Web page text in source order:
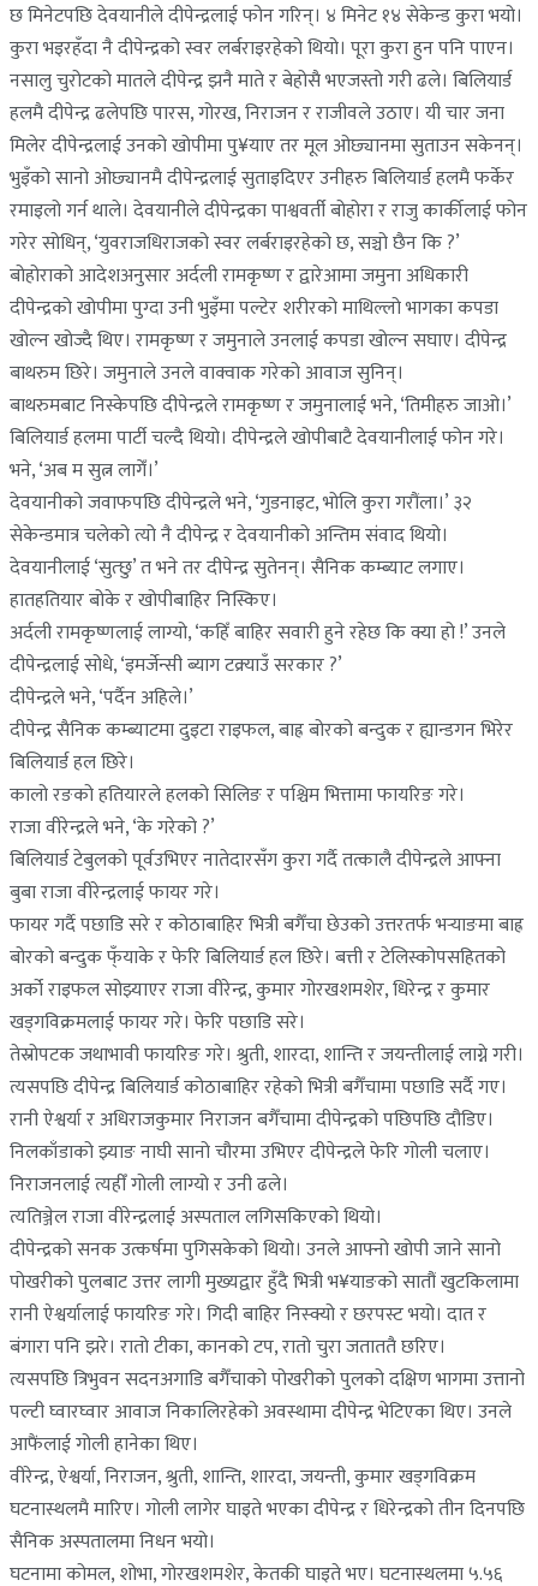
छ मिनेटपछि देवयानीले दीपेन्द्रलाई फोन गरिन्। ४ मिनेट १४ सेकेन्ड कुरा भयो।
कुरा भइरहँदा नै दीपेन्द्रको स्वर लर्बराइरहेको थियो। पूरा कुरा हुन पनि पाएन।
नसालु चुरोटको मातले दीपेन्द्र झनै माते र बेहोसै भएजस्तो गरी ढले। बिलियार्ड
हलमै दीपेन्द्र ढलेपछि पारस, गोरख, निराजन र राजीवले उठाए। यी चार जना
मिलेर दीपेन्द्रलाई उनको खोपीमा पु¥याए तर मूल ओछ्यानमा सुताउन सकेनन्।
भुइँको सानो ओछ्यानमै दीपेन्द्रलाई सुताइदिएर उनीहरु बिलियार्ड हलमै फर्केर
रमाइलो गर्न थाले। देवयानीले दीपेन्द्रका पाश्ववर्ती बोहोरा र राजु कार्कीलाई फोन
गरेर सोधिन्, ‘युवराजधिराजको स्वर लर्बराइरहेको छ, सञ्चो छैन कि ?’
बोहोराको आदेशअनुसार अर्दली रामकृष्ण र द्वारेआमा जमुना अधिकारी
दीपेन्द्रको खोपीमा पुग्दा उनी भुइँमा पल्टेर शरीरको माथिल्लो भागका कपडा
खोल्न खोज्दै थिए। रामकृष्ण र जमुनाले उनलाई कपडा खोल्न सघाए। दीपेन्द्र
बाथरुम छिरे। जमुनाले उनले वाक्वाक गरेको आवाज सुनिन्।
बाथरुमबाट निस्केपछि दीपेन्द्रले रामकृष्ण र जमुनालाई भने, ‘तिमीहरु जाओ।’
बिलियार्ड हलमा पार्टी चल्दै थियो। दीपेन्द्रले खोपीबाटै देवयानीलाई फोन गरे।
भने, ‘अब म सुत्न लागेँ।’
देवयानीको जवाफपछि दीपेन्द्रले भने, ‘गुडनाइट, भोलि कुरा गरौंला।’ ३२
सेकेन्डमात्र चलेको त्यो नै दीपेन्द्र र देवयानीको अन्तिम संवाद थियो।
देवयानीलाई ‘सुत्छु’ त भने तर दीपेन्द्र सुतेनन्। सैनिक कम्ब्याट लगाए।
हातहतियार बोके र खोपीबाहिर निस्किए।
अर्दली रामकृष्णलाई लाग्यो, ‘कहिँ बाहिर सवारी हुने रहेछ कि क्या हो !’ उनले
दीपेन्द्रलाई सोधे, ‘इमर्जेन्सी ब्याग टक्र्याउँ सरकार ?’
दीपेन्द्रले भने, ‘पर्दैन अहिले।’
दीपेन्द्र सैनिक कम्ब्याटमा दुइटा राइफल, बाह्र बोरको बन्दुक र ह्यान्डगन भिरेर
बिलियार्ड हल छिरे।
कालो रङको हतियारले हलको सिलिङ र पश्चिम भित्तामा फायरिङ गरे।
राजा वीरेन्द्रले भने, ‘के गरेको ?’
बिलियार्ड टेबुलको पूर्वउभिएर नातेदारसँग कुरा गर्दै तत्कालै दीपेन्द्रले आफ्ना
बुबा राजा वीरेन्द्रलाई फायर गरे।
फायर गर्दै पछाडि सरे र कोठाबाहिर भित्री बगैँचा छेउको उत्तरतर्फ भर्‍याङमा बाह्र
बोरको बन्दुक फ्ँयाके र फेरि बिलियार्ड हल छिरे। बत्ती र टेलिस्कोपसहितको
अर्को राइफल सोझ्याएर राजा वीरेन्द्र, कुमार गोरखशमशेर, धिरेन्द्र र कुमार
खड्गविक्रमलाई फायर गरे। फेरि पछाडि सरे।
तेस्रोपटक जथाभावी फायरिङ गरे। श्रुती, शारदा, शान्ति र जयन्तीलाई लाग्ने गरी।
त्यसपछि दीपेन्द्र बिलियार्ड कोठाबाहिर रहेको भित्री बगैँचामा पछाडि सर्दै गए।
रानी ऐश्वर्या र अधिराजकुमार निराजन बगैँचामा दीपेन्द्रको पछिपछि दौडिए।
निलकाँडाको झ्याङ नाघी सानो चौरमा उभिएर दीपेन्द्रले फेरि गोली चलाए।
निराजनलाई त्यहीँ गोली लाग्यो र उनी ढले।
त्यतिञ्जेल राजा वीरेन्द्रलाई अस्पताल लगिसकिएको थियो।
दीपेन्द्रको सनक उत्कर्षमा पुगिसकेको थियो। उनले आफ्नो खोपी जाने सानो
पोखरीको पुलबाट उत्तर लागी मुख्यद्वार हुँदै भित्री भ¥याङको सातौं खुटकिलामा
रानी ऐश्वर्यालाई फायरिङ गरे। गिदी बाहिर निस्क्यो र छरपस्ट भयो। दात र
बंगारा पनि झरे। रातो टीका, कानको टप, रातो चुरा जताततै छरिए।
त्यसपछि त्रिभुवन सदनअगाडि बगैँचाको पोखरीको पुलको दक्षिण भागमा उत्तानो
पल्टी घ्वारघ्वार आवाज निकालिरहेको अवस्थामा दीपेन्द्र भेटिएका थिए। उनले
आफैंलाई गोली हानेका थिए।
वीरेन्द्र, ऐश्वर्या, निराजन, श्रुती, शान्ति, शारदा, जयन्ती, कुमार खड्गविक्रम
घटनास्थलमै मारिए। गोली लागेर घाइते भएका दीपेन्द्र र धिरेन्द्रको तीन दिनपछि
सैनिक अस्पतालमा निधन भयो।
घटनामा कोमल, शोभा, गोरखशमशेर, केतकी घाइते भए। घटनास्थलमा ५.५६